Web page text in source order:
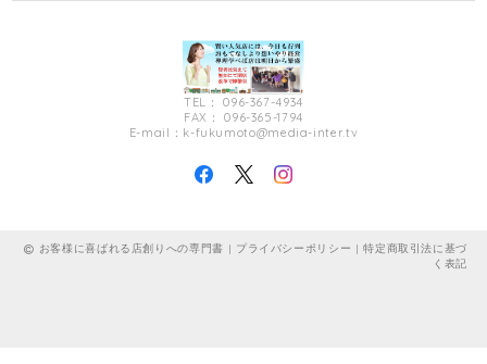
TEL： 096-367-4934
FAX： 096-365-1794
E-mail： k-fukumoto@media-inter.tv
お客様に喜ばれる店創りへの専門書 | プライバシーポリシー |特定商取引法に基づ
く表記